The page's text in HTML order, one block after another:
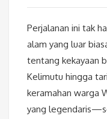
Perjalanan ini tak
alam yang luar
tentang kekayaan
Kelimutu hingga
keramahan warga
yang